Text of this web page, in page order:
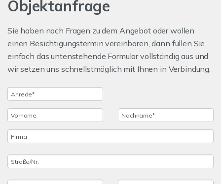
Objektanfrage
Sie haben noch Fragen zu dem Angebot oder wollen
einen Besichtigungstermin vereinbaren, dann füllen Sie
einfach das untenstehende Formular vollständig aus und
wir setzen uns schnellstmöglich mit Ihnen in Verbindung.